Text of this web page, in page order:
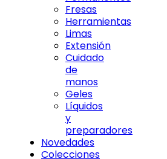
Fresas
Herramientas
Limas
Extensión
Cuidado
de
manos
Geles
Líquidos
y
preparadores
Novedades
Colecciones